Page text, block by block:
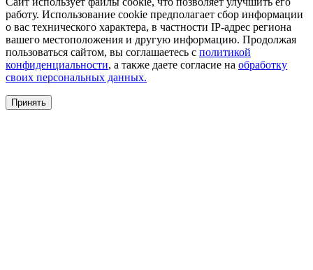
работу. Использование cookie предполагает сбор информации
о вас технического характера, в частности IP-адрес региона
вашего местоположения и другую информацию. Продолжая
пользоваться сайтом, вы соглашаетесь с политикой
конфиденциальности, а также даете согласие на обработку
своих персональных данных.
Принять